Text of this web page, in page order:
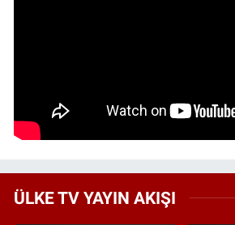
ÜLKE TV YAYIN AKIŞI